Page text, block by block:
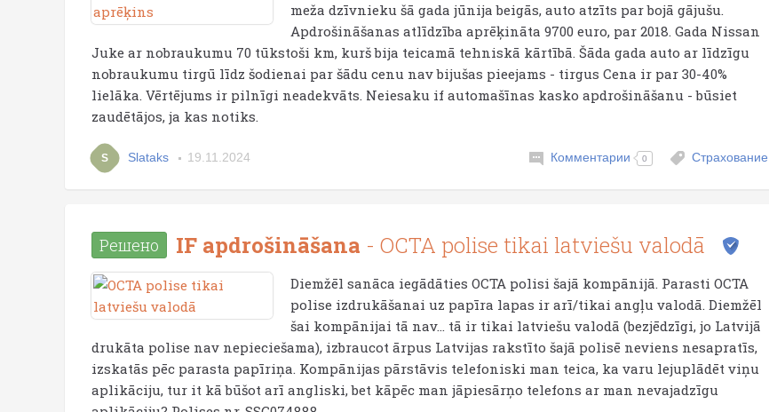
meža dzīvnieku šā gada jūnija beigās, auto atzīts par bojā gājušu.
Apdrošināšanas atlīdzība aprēķināta 9700 euro, par 2018. Gada Nissan
Juke ar nobraukumu 70 tūkstoši km, kurš bija teicamā tehniskā kārtībā. Šāda gada auto ar līdzīgu
nobraukumu tirgū līdz šodienai par šādu cenu nav bijušas pieejams - tirgus Cena ir par 30-40%
lielāka. Vērtējums ir pilnīgi neadekvāts. Neiesaku if automašīnas kasko apdrošināšanu - būsiet
zaudētājos, ja kas notiks.
S Slataks 19.11.2024 Комментарии 0 Страхование
Решено IF apdrošināšana - OCTA polise tikai latviešu valodā
Diemžēl sanāca iegādāties OCTA polisi šajā kompānijā. Parasti OCTA
polise izdrukāšanai uz papīra lapas ir arī/tikai angļu valodā. Diemžēl
šai kompānijai tā nav... tā ir tikai latviešu valodā (bezjēdzīgi, jo Latvijā
drukāta polise nav nepieciešama), izbraucot ārpus Latvijas rakstīto šajā polisē neviens nesapratīs,
izskatās pēc parasta papīriņa. Kompānijas pārstāvis telefoniski man teica, ka varu lejuplādēt viņu
aplikāciju, tur it kā būšot arī angliski, bet kāpēc man jāpiesārņo telefons ar man nevajadzīgu